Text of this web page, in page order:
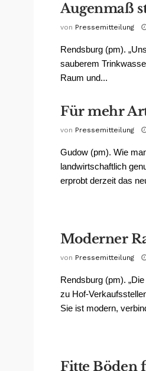
Augenmaß
von Pressemitteilung
Rendsburg (pm).
sauberem
Raum und...
Für mehr
von Pressemitteilung
Gudow (pm). Wie
landwirtschaftlich
erprobt derzeit das
Moderner
von Pressemitteilung
Rendsburg (pm).
zu Hof-
Sie ist modern,
Fitte Böden